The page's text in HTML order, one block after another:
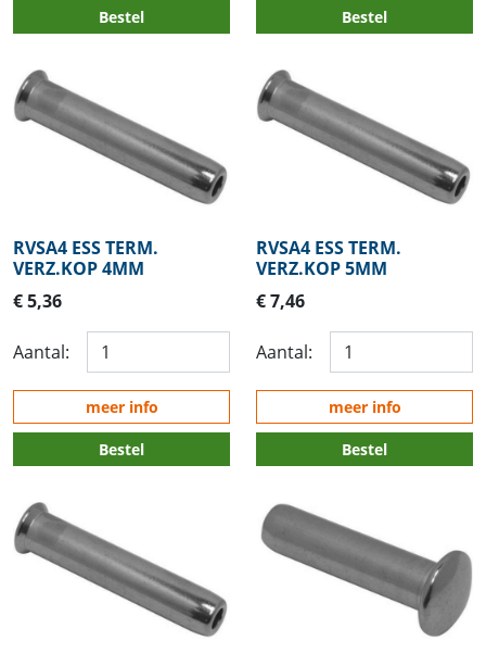
Bestel Bestel
RVSA4 ESS TERM.
VERZ.KOP 4MM
€ 5,36
Aantal:
meer info
Bestel
RVSA4 ESS TERM.
VERZ.KOP 5MM
€ 7,46
Aantal:
meer info
Bestel